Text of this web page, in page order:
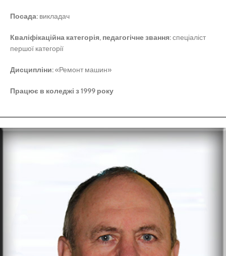
Посада: викладач
Кваліфікаційна категорія, педагогічне звання:спеціаліст
першої категорії
Дисципліни:«Ремонт машин»
Працює в коледжі з 1999 року